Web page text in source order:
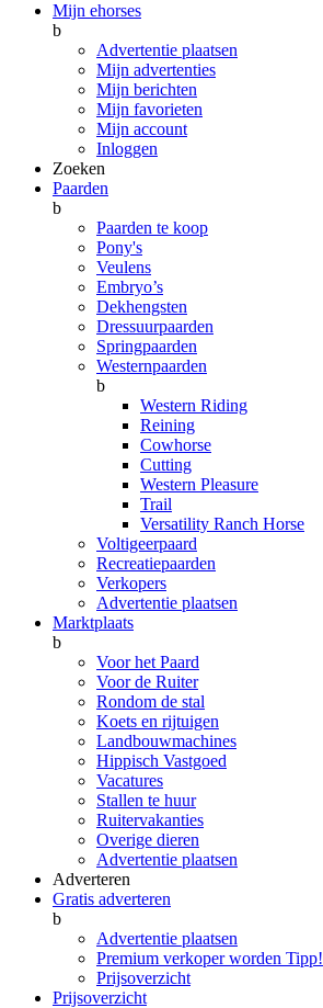
Mijn ehorses
b
Advertentie plaatsen
Mijn advertenties
Mijn berichten
Mijn favorieten
Mijn account
Inloggen
Zoeken
Paarden
b
Paarden te koop
Pony's
Veulens
Embryo’s
Dekhengsten
Dressuurpaarden
Springpaarden
Westernpaarden
b
Western Riding
Reining
Cowhorse
Cutting
Western Pleasure
Trail
Versatility Ranch Horse
Voltigeerpaard
Recreatiepaarden
Verkopers
Advertentie plaatsen
Marktplaats
b
Voor het Paard
Voor de Ruiter
Rondom de stal
Koets en rijtuigen
Landbouwmachines
Hippisch Vastgoed
Vacatures
Stallen te huur
Ruitervakanties
Overige dieren
Advertentie plaatsen
Adverteren
Gratis adverteren
b
Advertentie plaatsen
Premium verkoper worden Tipp!
Prijsoverzicht
Prijsoverzicht